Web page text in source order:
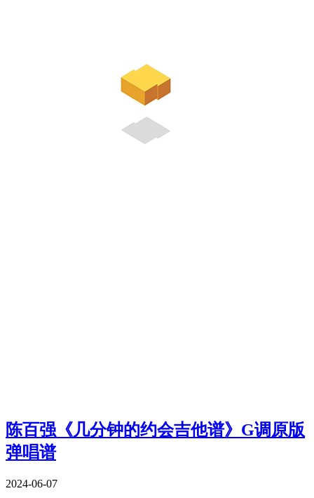
陈百强《几分钟的约会吉他谱》G调原版
弹唱谱
2024-06-07